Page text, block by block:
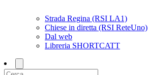
Strada Regina (RSI LA1)
Chiese in diretta (RSI ReteUno)
Dal web
Libreria SHORTCATT